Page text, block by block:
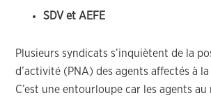
SDV et AEFE
Plusieurs syndicats s’inquiètent de la
d’activité (PNA) des agents affectés à la
C’est une entourloupe car les agents au